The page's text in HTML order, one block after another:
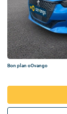
Bon plan oOvango